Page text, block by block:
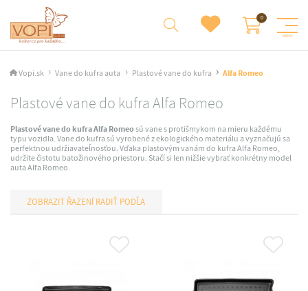
Vopi.sk Vane do kufra auta Plastové vane do kufra Alfa Romeo
Plastové vane do kufra Alfa Romeo
Plastové vane do kufra Alfa Romeosú vane s protišmykom na mieru každému
typu vozidla. Vane do kufra sú vyrobené z ekologického materiálu a vyznačujú sa
perfektnou udržiavateľnosťou. Vďaka plastovým vanám do kufra Alfa Romeo,
udržite čistotu batožinového priestoru. Stačí si len nižšie vybrať konkrétny model
auta Alfa Romeo.
RADIŤ PODĽA